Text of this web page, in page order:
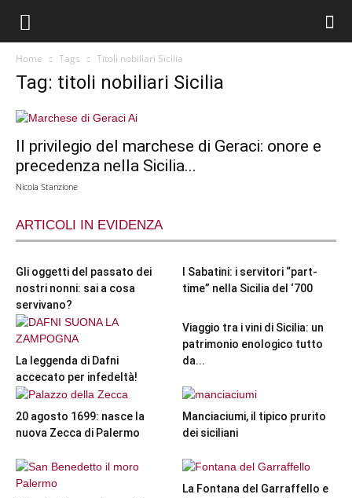
Home Tags Titoli nobiliari Sicilia
Tag: titoli nobiliari Sicilia
Il privilegio del marchese di Geraci: onore e
precedenza nella Sicilia...
Nicola Stanzione
ARTICOLI IN EVIDENZA
Gli oggetti del passato dei
nostri nonni: sai a cosa
servivano?
I Sabatini: i servitori “part-
time” nella Sicilia del ‘700
La leggenda di Dafni
accecato per infedeltà!
Viaggio tra i vini di Sicilia: un
patrimonio enologico tutto
da...
20 agosto 1699: nasce la
nuova Zecca di Palermo
Manciaciumi, il tipico prurito
dei siciliani
La Fontana del Garraffello e